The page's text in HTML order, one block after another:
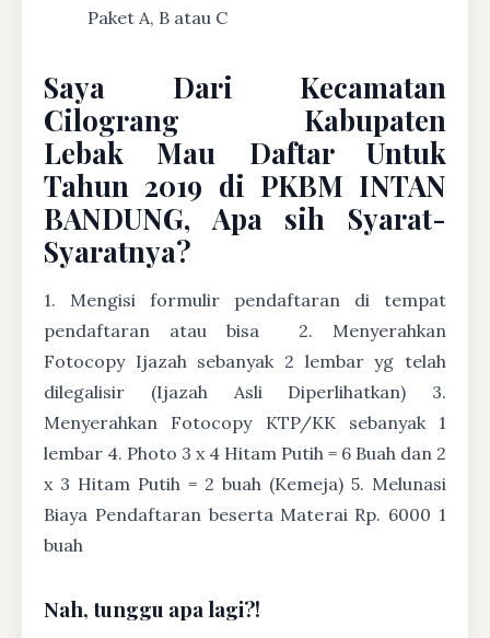
Paket A, B atau C
Saya Dari Kecamatan
Cilograng Kabupaten
Lebak Mau Daftar Untuk
Tahun 2019 di PKBM INTAN
BANDUNG, Apa sih Syarat-
Syaratnya?
1. Mengisi formulir pendaftaran di tempat
pendaftaran atau bisa
2. Menyerahkan
Fotocopy Ijazah sebanyak 2 lembar yg telah
dilegalisir (Ijazah Asli Diperlihatkan) 3.
Menyerahkan Fotocopy KTP/KK sebanyak 1
lembar 4. Photo 3 x 4 Hitam Putih = 6 Buah dan 2
x 3 Hitam Putih = 2 buah (Kemeja) 5. Melunasi
Biaya Pendaftaran beserta Materai Rp. 6000 1
buah
Nah, tunggu apa lagi?!